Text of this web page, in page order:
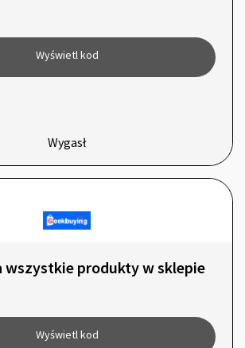
Wyświetl kod
Wygasł
wszystkie produkty w sklepie
Wyświetl kod